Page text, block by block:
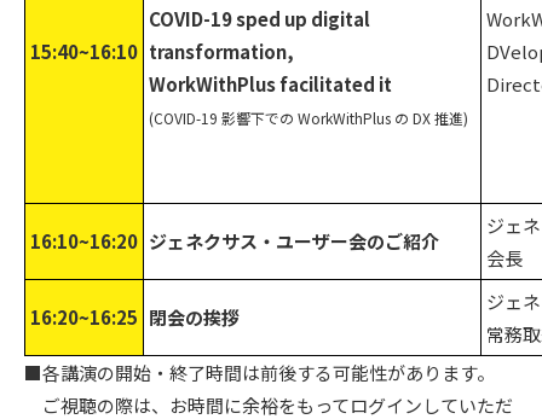
15:40~16:10
COVID-19 sped up digital
transformation,
WorkWithPlus facilitated it
(COVID-19 影響下での WorkWithPlus の DX 推進)
16:10~16:20 ジェネクサス・ユーザー会のご紹介
ジェ
会長
16:20~16:25 閉会の挨拶
ジェ
常務
■各講演の開始・終了時間は前後する可能性があります。
ご視聴の際は、お時間に余裕をもってログインしていただ